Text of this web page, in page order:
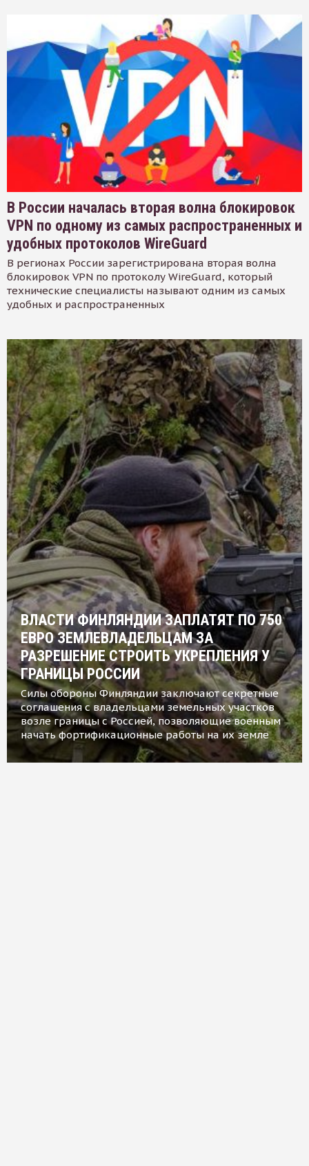
В России началась вторая волна блокировок
VPN по одному из самых распространенных и
удобных протоколов WireGuard
В регионах России зарегистрирована вторая волна
блокировок VPN по протоколу WireGuard, который
технические специалисты называют одним из самых
удобных и распространенных
ВЛАСТИ ФИНЛЯНДИИ ЗАПЛАТЯТ ПО 750
ЕВРО ЗЕМЛЕВЛАДЕЛЬЦАМ ЗА
РАЗРЕШЕНИЕ СТРОИТЬ УКРЕПЛЕНИЯ У
ГРАНИЦЫ РОССИИ
Силы обороны Финляндии заключают секретные
соглашения с владельцами земельных участков
возле границы с Россией, позволяющие военным
начать фортификационные работы на их земле